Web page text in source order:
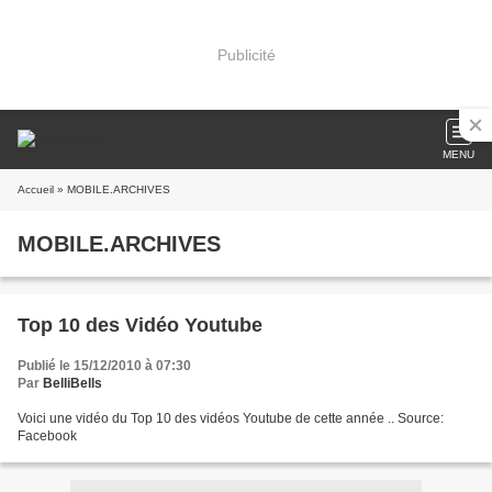
Publicité
MENU
Accueil » MOBILE.ARCHIVES
MOBILE.ARCHIVES
Top 10 des Vidéo Youtube
Publié le 15/12/2010 à 07:30
Par BelliBells
Voici une vidéo du Top 10 des vidéos Youtube de cette année .. Source:
Facebook